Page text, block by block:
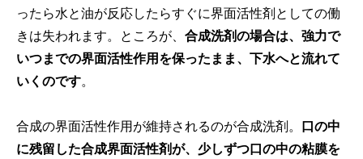
ったら水と油が反応したらすぐに界面活性剤としての働
きは失われます。ところが、 合成洗剤の場合は、強力で
いつまでの界面活性作用を保ったまま、下水へと流れて
いくのです。
合成の界面活性作用が維持されるのが合成洗剤。 口の中
に残留した合成界面活性剤が、少しずつ口の中の粘膜を